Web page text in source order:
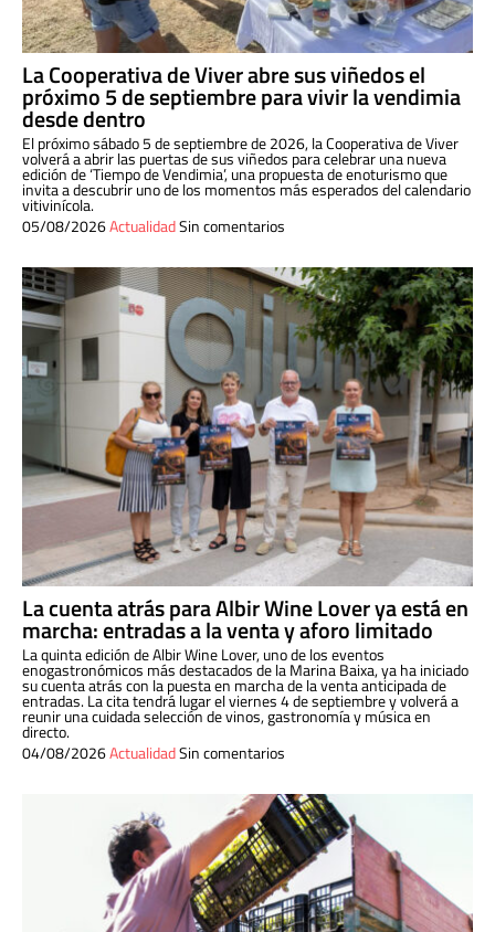
La Cooperativa de Viver abre sus viñedos el
próximo 5 de septiembre para vivir la vendimia
desde dentro
El próximo sábado 5 de septiembre de 2026, la Cooperativa de Viver
volverá a abrir las puertas de sus viñedos para celebrar una nueva
edición de ‘Tiempo de Vendimia’, una propuesta de enoturismo que
invita a descubrir uno de los momentos más esperados del calendario
vitivinícola.
05/08/2026ActualidadSin comentarios
La cuenta atrás para Albir Wine Lover ya está en
marcha: entradas a la venta y aforo limitado
La quinta edición de Albir Wine Lover, uno de los eventos
enogastronómicos más destacados de la Marina Baixa, ya ha iniciado
su cuenta atrás con la puesta en marcha de la venta anticipada de
entradas. La cita tendrá lugar el viernes 4 de septiembre y volverá a
reunir una cuidada selección de vinos, gastronomía y música en
directo.
04/08/2026ActualidadSin comentarios